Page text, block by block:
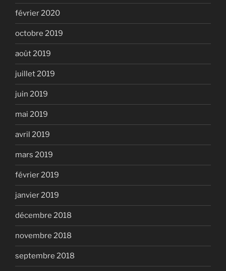
février 2020
octobre 2019
août 2019
juillet 2019
juin 2019
mai 2019
avril 2019
mars 2019
février 2019
janvier 2019
décembre 2018
novembre 2018
septembre 2018